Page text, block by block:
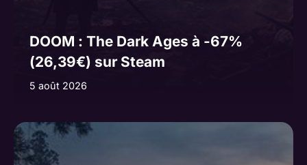
DOOM : The Dark Ages à -67%
(26,39€) sur Steam
5 août 2026